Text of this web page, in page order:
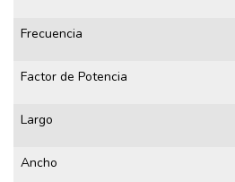
Frecuencia
Factor de Potencia
Largo
Ancho